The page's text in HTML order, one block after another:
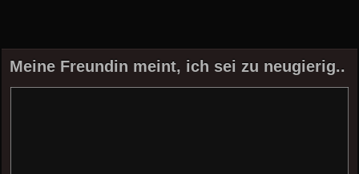
Meine Freundin meint, ich sei zu neugierig..